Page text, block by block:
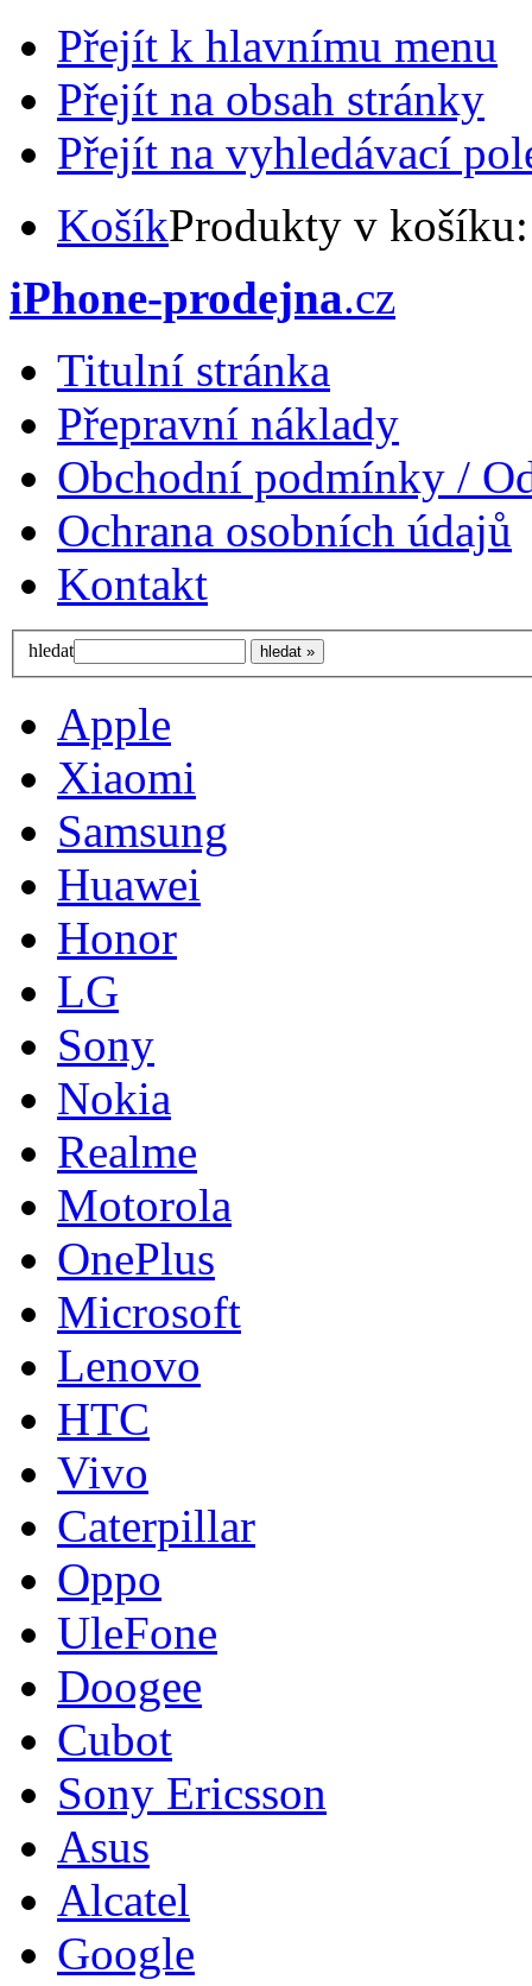
Přejít k hlavnímu menu
Přejít na obsah stránky
Přejít na vyhledávací
KošíkProdukty v
iPhone-prodejna.cz
Titulní stránka
Přepravní náklady
Obchodní podmínky /
Ochrana osobních údajů
Kontakt
hledat
Apple
Xiaomi
Samsung
Huawei
Honor
LG
Sony
Nokia
Realme
Motorola
OnePlus
Microsoft
Lenovo
HTC
Vivo
Caterpillar
Oppo
UleFone
Doogee
Cubot
Sony Ericsson
Asus
Alcatel
Google